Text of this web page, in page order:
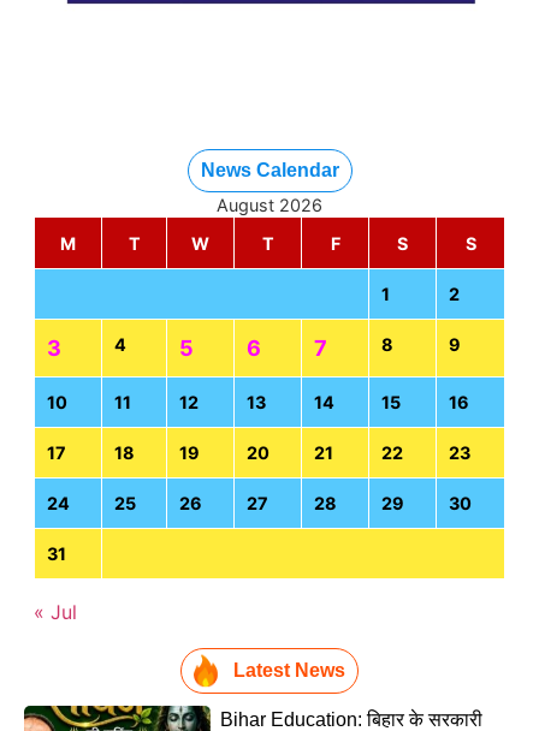
News Calendar
August 2026
M
T W T F S S
1 2
3 4 5 6 7 8 9
10 11 12 13 14 15 16
17 18 19 20 21 22 23
24 25 26 27 28 29 30
31
« Jul
Latest News
Bihar Education: बिहार के सरकारी